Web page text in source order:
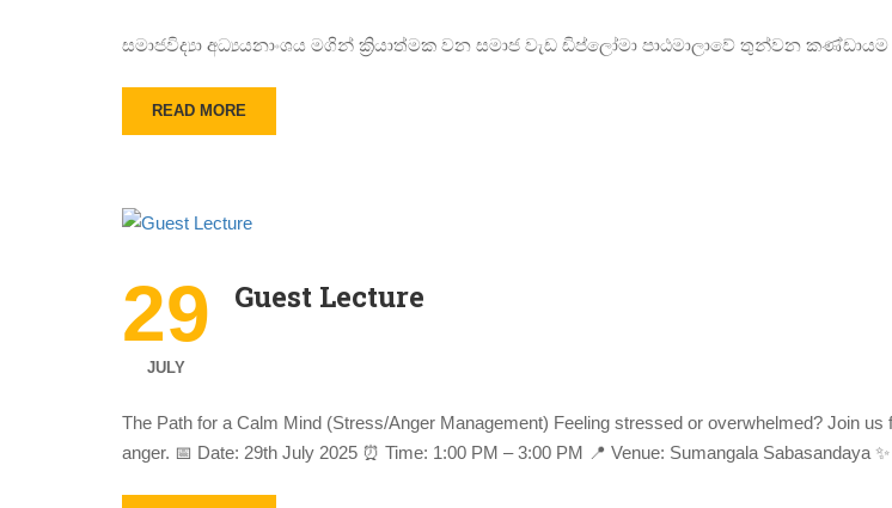
සමාජවිද්‍යා අධ්‍යයනාංශය මගින් ක්‍රියාත්මක වන සමාජ වැඩ ඩිප්ලෝමා පාඨමාලාවේ තුන්වන කණ්ඩායම
READ MORE
29
JULY
Guest Lecture
The Path for a Calm Mind (Stress/Anger Management) Feeling stressed or overwhelmed? Join
anger. 📅 Date: 29th July 2025 ⏰ Time: 1:00 PM – 3:00 PM 📍 Venue: Sumangala Sabasandaya